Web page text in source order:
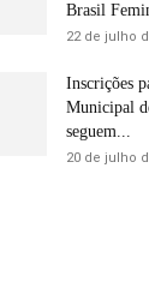
Brasil
22 de julho
Inscrições
Municipal
seguem...
20 de julho